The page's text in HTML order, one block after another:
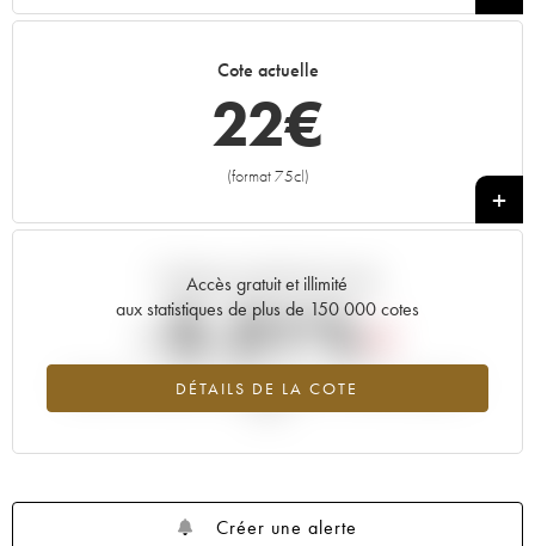
Cote actuelle
22€
(format 75cl)
+
Accès gratuit et illimité
aux statistiques de plus de 150 000 cotes
DÉTAILS DE LA COTE
Tendance actuelle de la cote
-2.21%
Tendance à la baisse du millésime 2013 en 2026 par rapport à
Créer une alerte